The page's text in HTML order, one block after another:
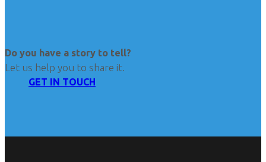
Do you have a story to tell?
Let us help you to share it.
GET IN TOUCH